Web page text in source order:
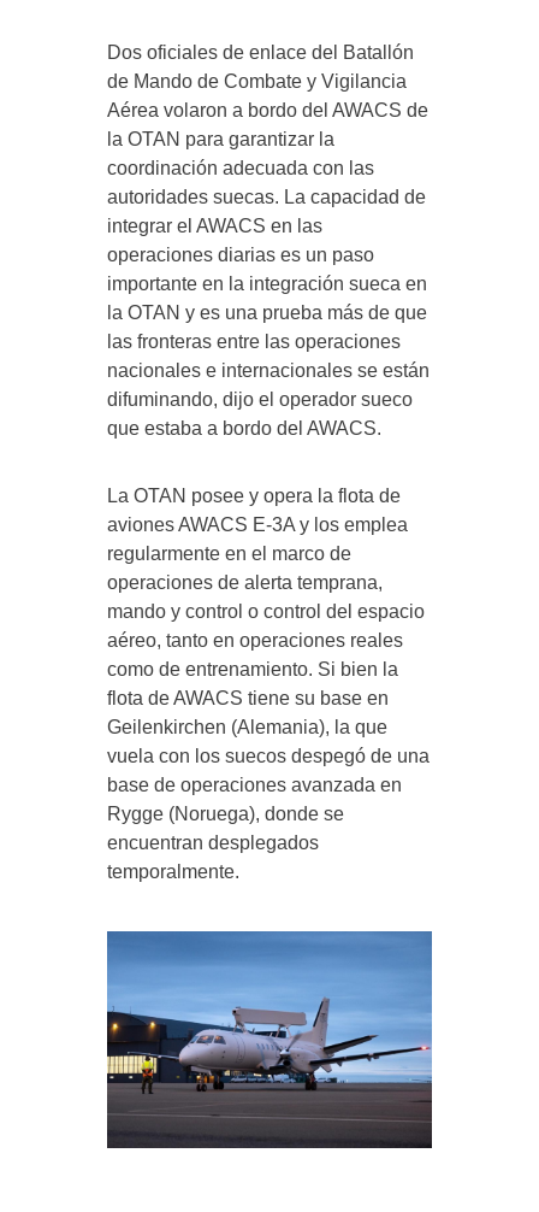
Dos oficiales de enlace del Batallón
de Mando de Combate y Vigilancia
Aérea volaron a bordo del AWACS de
la OTAN para garantizar la
coordinación adecuada con las
autoridades suecas. La capacidad de
integrar el AWACS en las
operaciones diarias es un paso
importante en la integración sueca en
la OTAN y es una prueba más de que
las fronteras entre las operaciones
nacionales e internacionales se están
difuminando, dijo el operador sueco
que estaba a bordo del AWACS.
La OTAN posee y opera la flota de
aviones AWACS E-3A y los emplea
regularmente en el marco de
operaciones de alerta temprana,
mando y control o control del espacio
aéreo, tanto en operaciones reales
como de entrenamiento. Si bien la
flota de AWACS tiene su base en
Geilenkirchen (Alemania), la que
vuela con los suecos despegó de una
base de operaciones avanzada en
Rygge (Noruega), donde se
encuentran desplegados
temporalmente.